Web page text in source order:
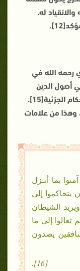
له.
[13]بن سعدي رحمه الله في
الجزئية[15].
وهذا من علامات
بما أنـزل
يتحاكموا إلى
الشيطان
تعالوا إلى ما
يصدون
[16].